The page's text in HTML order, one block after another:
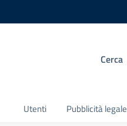
Cerca
Utenti Pubblicità legale